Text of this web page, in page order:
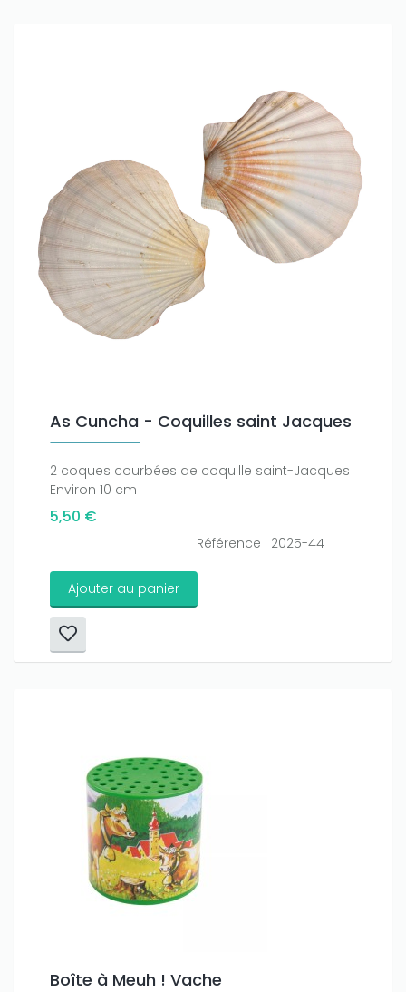
As Cuncha - Coquilles saint Jacques
2 coques courbées de coquille saint-Jacques
Environ 10 cm
5,50 €
Référence : 2025-44
Ajouter au panier
Boîte à Meuh ! Vache